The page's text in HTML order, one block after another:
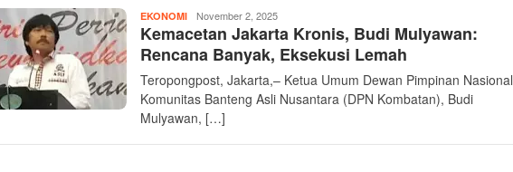
EKONOMI teropongpost
November 2, 2025
Kemacetan Jakarta Kronis, Budi Mulyawan:
Rencana Banyak, Eksekusi Lemah
Teropongpost, Jakarta,– Ketua Umum Dewan Pimpinan Nasional
Komunitas Banteng Asli Nusantara (DPN Kombatan), Budi
Mulyawan, […]